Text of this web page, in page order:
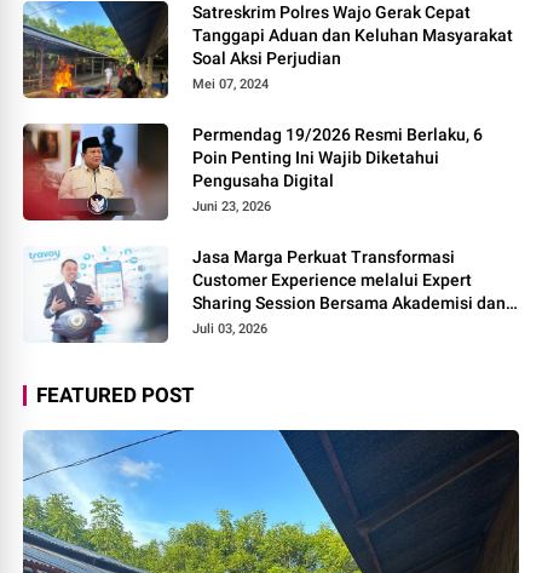
Satreskrim Polres Wajo Gerak Cepat
Tanggapi Aduan dan Keluhan Masyarakat
Soal Aksi Perjudian
Mei 07, 2024
Permendag 19/2026 Resmi Berlaku, 6
Poin Penting Ini Wajib Diketahui
Pengusaha Digital
Juni 23, 2026
Jasa Marga Perkuat Transformasi
Customer Experience melalui Expert
Sharing Session Bersama Akademisi dan
Praktisi
Juli 03, 2026
FEATURED POST